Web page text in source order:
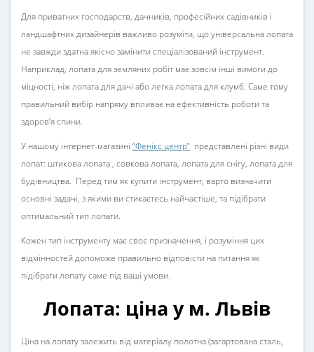
Для приватних господарств, дачників, професійних садівників і
ландшафтних дизайнерів важливо розуміти, що універсальна лопата
не завжди здатна якісно замінити спеціалізований інструмент.
Наприклад, лопата для земляних робіт має зовсім інші вимоги до
міцності, ніж лопата для дачі або легка лопата для клумб. Саме тому
правильний вибір напряму впливає на ефективність роботи та
здоров’я спини.
У нашому інтернет-магазині “Фенікс центр” представлені різні види
лопат: штикова лопата , совкова лопата, лопата для снігу, лопата для
будівництва. Перед тим як купити інструмент, варто визначити
основні задачі, з якими ви стикаєтесь найчастіше, та підібрати
оптимальний тип лопати.
Кожен тип інструменту має своє призначення, і розуміння цих
відмінностей допоможе правильно відповісти на питання як
підібрати лопату саме під ваші умови.
Лопата: ціна у м. Львів
Ціна на лопату залежить від матеріалу полотна (загартована сталь,